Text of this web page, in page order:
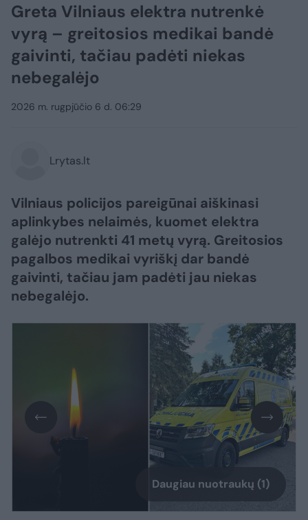
Greta Vilniaus elektra nutrenkė
vyrą – greitosios medikai bandė
gaivinti, tačiau padėti niekas
nebegalėjo
2026 m. rugpjūčio 6 d. 06:29
Lrytas.lt
Vilniaus policijos pareigūnai aiškinasi
aplinkybes nelaimės, kuomet elektra
galėjo nutrenkti 41 metų vyrą. Greitosios
pagalbos medikai vyriškį dar bandė
gaivinti, tačiau jam padėti jau niekas
nebegalėjo.
Daugiau nuotraukų (1)